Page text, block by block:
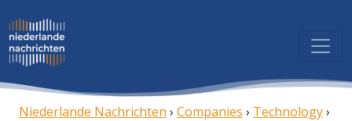
Niederlande Nachrichten › Companies › Technology›